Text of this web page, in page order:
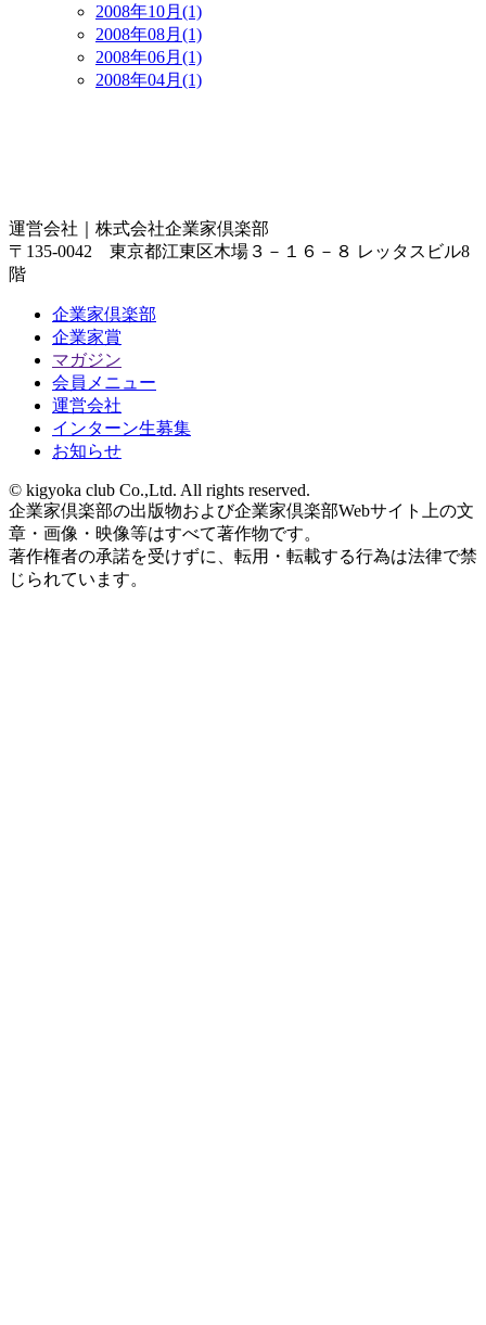
2008年10月(1)
2008年08月(1)
2008年06月(1)
2008年04月(1)
運営会社｜ 株式会社企業家倶楽部
〒135-0042 東京都江東区木場３－１６－８ レッタスビル8
階
企業家倶楽部
企業家賞
マガジン
会員メニュー
運営会社
インターン生募集
お知らせ
© kigyoka club Co.,Ltd. All rights reserved.
企業家倶楽部の出版物および企業家倶楽部Webサイト上の文
章・画像・映像等はすべて著作物です。
著作権者の承諾を受けずに、転用・転載する行為は法律で禁
じられています。